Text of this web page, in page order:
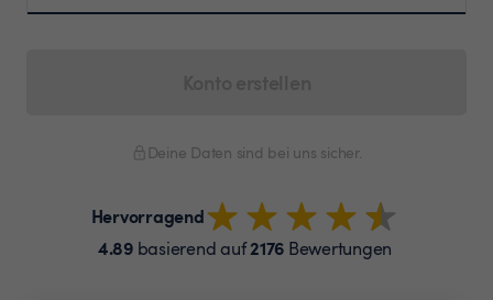
Deine Daten sind bei uns sicher.
Hervorragend
4.89basierend auf2176 Bewertungen